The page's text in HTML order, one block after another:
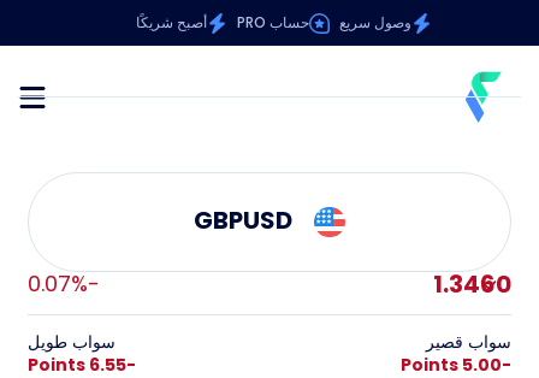
وصول سريع حساب PRO أصبح شريكًا
GBPUSD
1.3460
-0.07%
سواب قصير
-5.00 Points
سواب طويل
-6.55 Points